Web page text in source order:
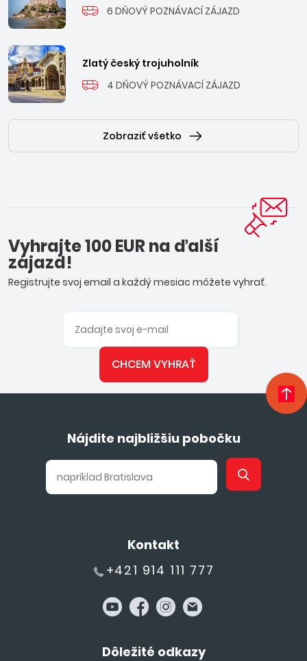
6 DŇOVÝ POZNÁVACÍ ZÁJAZD
Zlatý český trojuholník
4 DŇOVÝ POZNÁVACÍ ZÁJAZD
Zobraziť všetko
Vyhrajte 100 EUR na ďalší
zájazd!
Registrujte svoj email a každý mesiac môžete vyhrať.
CHCEM VYHRAŤ
Nájdite najbližšiu pobočku
Kontakt
+421 914 111 777
Dôležité odkazy